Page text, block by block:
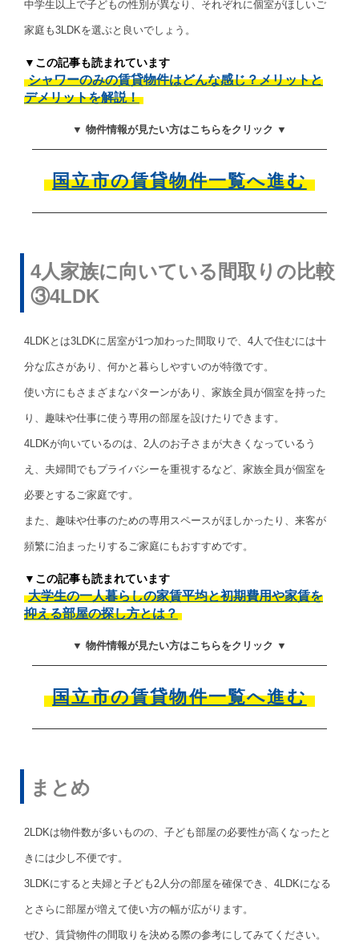
中学生以上で子どもの性別が異なり、それぞれに個室がほしいご
家庭も3LDKを選ぶと良いでしょう。
▼この記事も読まれています
シャワーのみの賃貸物件はどんな感じ？メリットと
デメリットを解説！
▼ 物件情報が見たい方はこちらをクリック ▼
国立市の賃貸物件一覧へ進む
4人家族に向いている間取りの比較
③4LDK
4LDKとは3LDKに居室が1つ加わった間取りで、4人で住むには十
分な広さがあり、何かと暮らしやすいのが特徴です。
使い方にもさまざまなパターンがあり、家族全員が個室を持った
り、趣味や仕事に使う専用の部屋を設けたりできます。
4LDKが向いているのは、2人のお子さまが大きくなっているう
え、夫婦間でもプライバシーを重視するなど、家族全員が個室を
必要とするご家庭です。
また、趣味や仕事のための専用スペースがほしかったり、来客が
頻繁に泊まったりするご家庭にもおすすめです。
▼この記事も読まれています
大学生の一人暮らしの家賃平均と初期費用や家賃を
抑える部屋の探し方とは？
▼ 物件情報が見たい方はこちらをクリック ▼
国立市の賃貸物件一覧へ進む
まとめ
2LDKは物件数が多いものの、子ども部屋の必要性が高くなったと
きには少し不便です。
3LDKにすると夫婦と子ども2人分の部屋を確保でき、4LDKになる
とさらに部屋が増えて使い方の幅が広がります。
ぜひ、賃貸物件の間取りを決める際の参考にしてみてください。